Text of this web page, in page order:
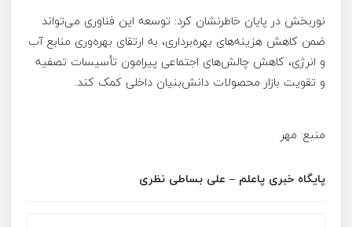
نوربخش در پایان خاطرنشان کرد: توسعه این فناوری می‌تواند
ضمن کاهش هزینه‌های بهره‌برداری، به ارتقای بهره‌وری منابع آب
و انرژی، کاهش چالش‌های اجتماعی پیرامون تأسیسات تصفیه
و تقویت بازار محصولات دانش‌بنیان داخلی کمک کند.
منبع: مهر
پایگاه خبری پاعلم – علی بساطی نظری